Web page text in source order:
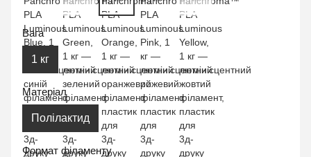
Вага
1 кг
Матеріал
Полілактид
Формат філаменту